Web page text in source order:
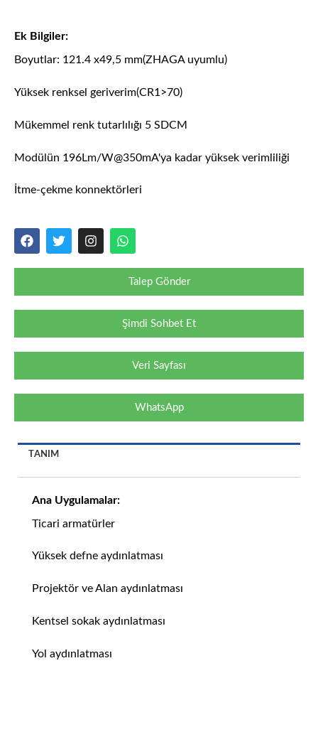
Ek Bilgiler:
Boyutlar: 121.4 x49,5 mm(ZHAGA uyumlu)
Yüksek renksel geriverim(CR1>70)
Mükemmel renk tutarlılığı 5 SDCM
Modülün 196Lm/W@350mA'ya kadar yüksek verimliliği
İtme-çekme konnektörleri
Talep Gönder
Şimdi Sohbet Et
Veri Sayfası
WhatsApp
TANIM
Ana Uygulamalar:
Ticari armatürler
Yüksek defne aydınlatması
Projektör ve Alan aydınlatması
Kentsel sokak aydınlatması
Yol aydınlatması